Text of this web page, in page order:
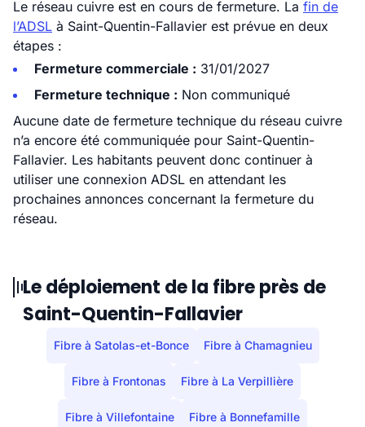
Le réseau cuivre est en cours de fermeture. La fin de
l’ADSL à Saint-Quentin-Fallavier est prévue en deux
étapes :
Fermeture commerciale : 31/01/2027
Fermeture technique : Non communiqué
Aucune date de fermeture technique du réseau cuivre
n’a encore été communiquée pour Saint-Quentin-
Fallavier. Les habitants peuvent donc continuer à
utiliser une connexion ADSL en attendant les
prochaines annonces concernant la fermeture du
réseau.
Le déploiement de la fibre près de
Saint-Quentin-Fallavier
Fibre à Satolas-et-Bonce Fibre à Chamagnieu
Fibre à Frontonas Fibre à La Verpillière
Fibre à Villefontaine Fibre à Bonnefamille